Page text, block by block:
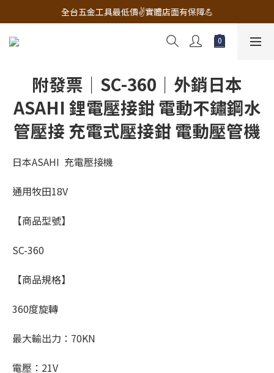
🔧電動工具&五金唯一首選 宇慶五金網拍🔧
全台五金工具最低價✌️實體店面有保障💪
配有專業維修部門🔧品質保修一年📌
附發票｜SC-360｜外銷日本
ASAHI 鋰電壓接鉗 電動不鏽鋼水
管壓接 充電式壓接鉗 電動壓管機
日本ASAHI  充電壓接機
通用牧田18V
【商品型號】
SC-360
【商品規格】
360度旋轉
最大輸出力：70KN
電壓：21V